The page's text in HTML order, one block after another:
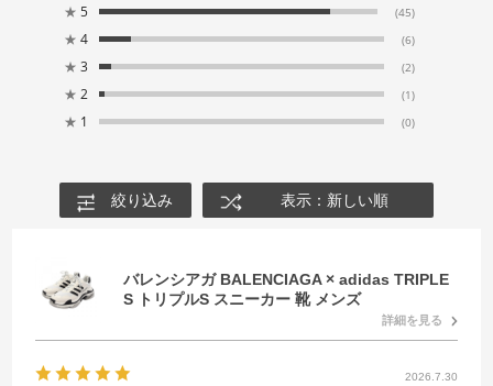
★ 5 (45)
★ 4 (6)
★ 3 (2)
★ 2 (1)
★ 1 (0)
絞り込み 表示：新しい順
バレンシアガ BALENCIAGA × adidas TRIPLE
S トリプルS スニーカー 靴 メンズ
詳細を見る
2026.7.30